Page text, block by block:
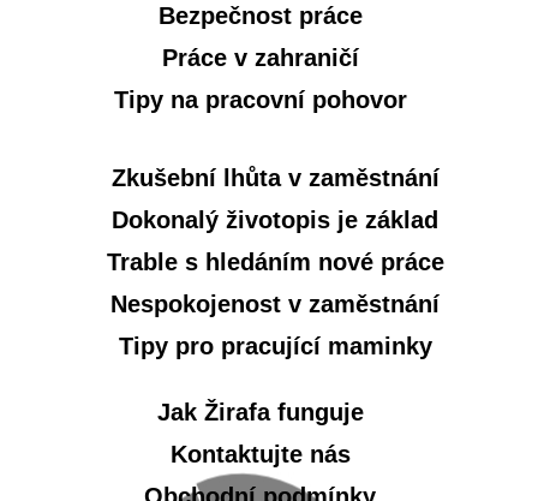
Bezpečnost práce
Práce v zahraničí
Tipy na pracovní pohovor
Zkušební lhůta v zaměstnání
Dokonalý životopis je základ
Trable s hledáním nové práce
Nespokojenost v zaměstnání
Tipy pro pracující maminky
Jak Žirafa funguje
Kontaktujte nás